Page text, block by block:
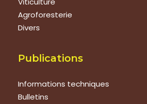
Agroforesterie
Divers
Publications
Informations techniques
Bulletins